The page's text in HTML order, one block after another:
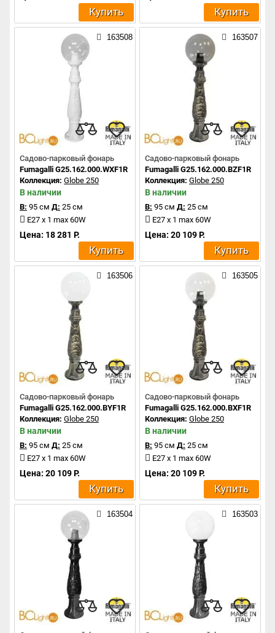
Купить Купить
163508
Садово-парковый фонарь
Fumagalli G25.162.000.WXF1R
Коллекция: Globe 250
В наличии
В: 95 см Д: 25 см
E27 x 1 max 60W
Цена: 18 281 Р.
Купить
163507
Садово-парковый фонарь
Fumagalli G25.162.000.BZF1R
Коллекция: Globe 250
В наличии
В: 95 см Д: 25 см
E27 x 1 max 60W
Цена: 20 109 Р.
Купить
163506
Садово-парковый фонарь
Fumagalli G25.162.000.BYF1R
Коллекция: Globe 250
В наличии
В: 95 см Д: 25 см
E27 x 1 max 60W
Цена: 20 109 Р.
Купить
163505
Садово-парковый фонарь
Fumagalli G25.162.000.BXF1R
Коллекция: Globe 250
В наличии
В: 95 см Д: 25 см
E27 x 1 max 60W
Цена: 20 109 Р.
Купить
163504 163503